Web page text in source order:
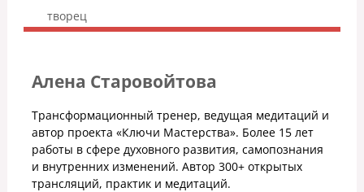
творец
Алена Старовойтова
Трансформационный тренер, ведущая медитаций и
автор проекта «Ключи Мастерства». Более 15 лет
работы в сфере духовного развития, самопознания
и внутренних изменений. Автор 300+ открытых
трансляций, практик и медитаций.